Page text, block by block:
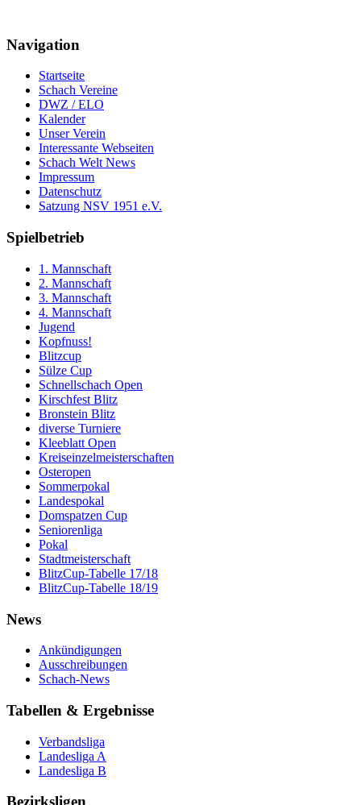
Navigation
Startseite
Schach Vereine
DWZ / ELO
Kalender
Unser Verein
Interessante Webseiten
Schach Welt News
Impressum
Datenschutz
Satzung NSV 1951 e.V.
Spielbetrieb
1. Mannschaft
2. Mannschaft
3. Mannschaft
4. Mannschaft
Jugend
Kopfnuss!
Blitzcup
Sülze Cup
Schnellschach Open
Kirschfest Blitz
Bronstein Blitz
diverse Turniere
Kleeblatt Open
Kreiseinzelmeisterschaften
Osteropen
Sommerpokal
Landespokal
Domspatzen Cup
Seniorenliga
Pokal
Stadtmeisterschaft
BlitzCup-Tabelle 17/18
BlitzCup-Tabelle 18/19
News
Ankündigungen
Ausschreibungen
Schach-News
Tabellen & Ergebnisse
Verbandsliga
Landesliga A
Landesliga B